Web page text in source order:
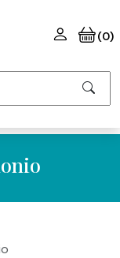
(0)